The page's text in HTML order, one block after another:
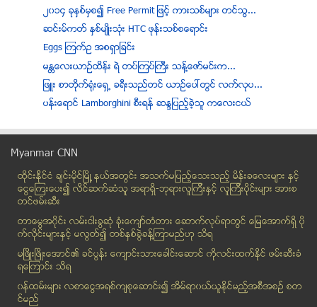
၂၀၁၄ ခုႏွစ္မွစ၍ Free Permit ျဖင့္ ကားသစ္မ်ား တင္သြ...
ဆင္းမ္ကတ္ ႏွစ္မ်ဳိးသုံး HTC ဖုန္းသစ္စေရာင္း
Eggs ၾကက္ဥ အစရွာျခင္း
မႏၲေလးယာဥ္ထိန္း ရဲ တပ္ ၾကပ္ ႀကီး သန္ ႔ ေဇာ္ မင္ းက...
ျဖဴး စာတိုက္႐ုံးေရွ႕ ခရီးသည္တင္ ယာဥ္ေပၚတြင္ လက္လုပ...
ပန္းေရာင္ Lamborghini စီးရန္ ဆႏၵျပည့္ခဲ့သူ ကေလးငယ္
တရား႐ုံးမ်ား ေစာင့္ၾကည့္မည့္ အဖြဲ႕တြင္ မီဒီယာသမားက...
ေဆးနဲ႔မွည့္တဲ့ငွက္ေပ်ာသီး
Eggs and Sprite အားျဖစ္တယ္ဆိုလို႔
အိမ္တြင္းျဖစ္ သဘာဝ အကိုက္အခဲ ေပ်ာက္ေဆးမ်ား
ကိုယ္ဝန္ရွိလို႔ ရွိမွန္းမသိဘဲ ေမြးဖြားခ်ိန္မွ သိသူ
မင္းရာဇာက ႐ိုက္ကြင္းတြင္အမ်ိဳးသမီးသ႐ုပ္ေဆာင္အသစ္ကိ...
သင္ဘီယာအေႀကာင္း ဘယ္ေလာက္ သိသလဲ
အင္ဒုိနီးရႇား ေရပုိင္နက္သို႔ က်ဴးေက်ာ္မႈေၾကာင့္ ထိ...
Myanmar CNN
ထိုင္းနို္င္ငံ ခ်င္းမိုင္ျမိဳ ့နယ္အတြင္း အသက္မျပည့္ေသးသည့္ မိန္းခေလးမ်ား နွင့္
ေငြေၾကးေပး၍ လိင္ဆက္ဆံသူ အရာရွိ-ဘုရားလူၾကီးနွင့္ လူၾကီးပိုင္းမ်ား အားစ
တင္ဖမ္းဆီး
တာေမြအ၀ိုင္း လမ္းငါးခြဆံု ခံုးေက်ာ္တံတား ေဆာက္လုပ္ရာတြင္ ေျမေအာက္ရွိ ပို
က္လိုင္းမ်ားႏွင့္ မလြတ္၍ တစ္ႏွစ္ခြဲခန္႔ၾကာမည္ဟု သိရ
မၿဖိဳးၿဖိဳးေအာင္၏ ခင္ပြန္း ေက်ာင္းသားေခါင္းေဆာင္ ကိုလင္းထက္ႏိုင္ ဖမ္းဆီးခံ
ရေၾကာင္း သိရ
၀န္ထမ္းမ်ား လစာေငြအရစ္က်စုေဆာင္း၍ အိမ္ရာ၀ယ္ယူႏုိင္မည့္အစီအစဥ္ စတ
င္မည္